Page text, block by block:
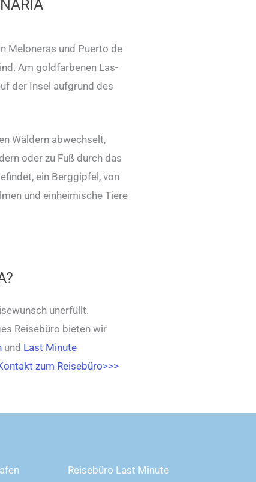
Meloneras und Puerto de
Am goldfarbenen Las-
der Insel aufgrund des
Wäldern abwechselt,
oder zu Fuß durch das
ein Berggipfel, von
und einheimische Tiere
unerfüllt.
Reisebüro bieten wir
und Last Minute
zum Reisebüro>>>
Reisebüro Last Minute